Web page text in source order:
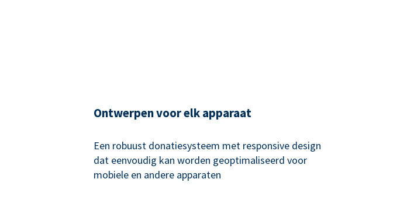
Ontwerpen voor elk apparaat
Een robuust donatiesysteem met responsive design
dat eenvoudig kan worden geoptimaliseerd voor
mobiele en andere apparaten